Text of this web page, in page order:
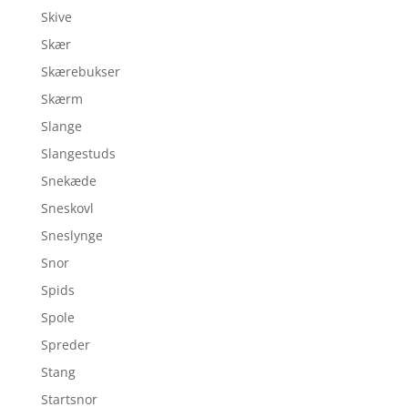
Skive
Skær
Skærebukser
Skærm
Slange
Slangestuds
Snekæde
Sneskovl
Sneslynge
Snor
Spids
Spole
Spreder
Stang
Startsnor